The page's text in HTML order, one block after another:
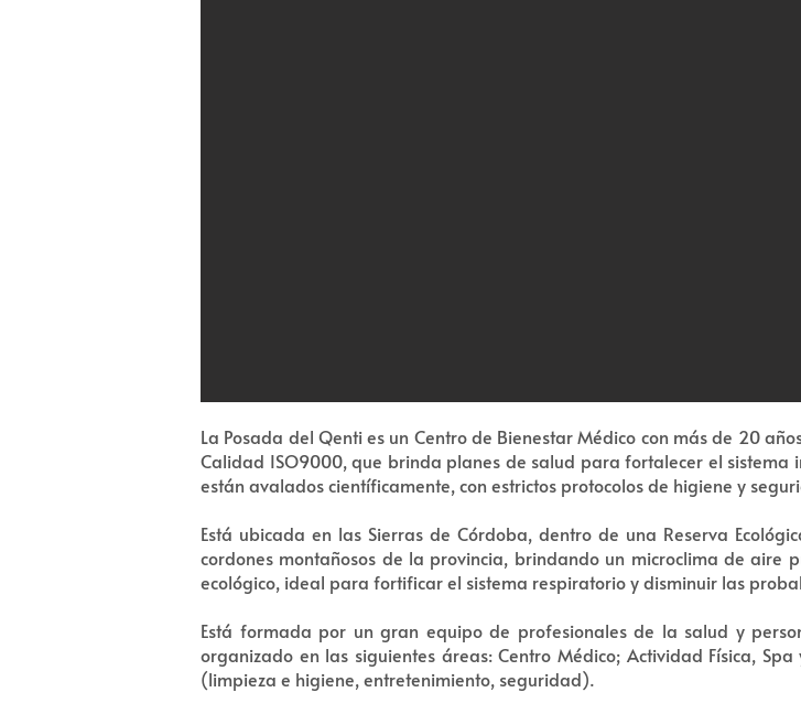
La Posada del Qenti es un Centro de Bienestar Médico con más de 20
Calidad ISO9000, que brinda planes de salud para fortalecer el sistema
están avalados científicamente, con estrictos protocolos de higiene y
Está ubicada en las Sierras de Córdoba, dentro de una Reserva
cordones montañosos de la provincia, brindando un microclima de aire
ecológico, ideal para fortificar el sistema respiratorio y disminuir las
Está formada por un gran equipo de profesionales de la salud y
organizado en las siguientes áreas: Centro Médico; Actividad Física,
(limpieza e higiene, entretenimiento, seguridad).